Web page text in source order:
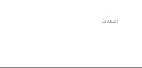
اعلانات